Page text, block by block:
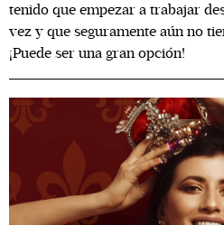
tenido que empezar a trabajar
vez y que seguramente aún no
¡Puede ser una gran opción!